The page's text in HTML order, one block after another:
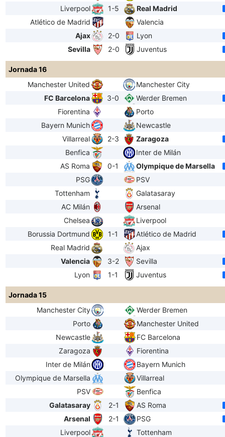
Liverpool 1-5
Real Madrid
Atlético de Madrid
Valencia
Ajax
2-0
Lyon
Sevilla
2-0 Juventus
Jornada 16
Manchester United
Manchester City
FC Barcelona
3-0
Werder Bremen
Fiorentina
Porto
Bayern Munich
Newcastle
Villarreal
2-3
Zaragoza
Benfica
Inter de Milán
AS Roma
0-1
Olympique de Marsella
PSG
PSV
Tottenham
Galatasaray
AC Milán
Arsenal
Chelsea
Liverpool
Borussia Dortmund
1-1
Atlético de Madrid
Real Madrid
Ajax
Valencia
3-2
Sevilla
Lyon
1-1 Juventus
Jornada 15
Manchester City
Werder Bremen
Porto
Manchester United
Newcastle
FC Barcelona
Zaragoza
Fiorentina
Inter de Milán
Bayern Munich
Olympique de Marsella
Villarreal
PSV
Benfica
Galatasaray
2-1
AS Roma
Arsenal
2-1
PSG
Liverpool
Tottenham